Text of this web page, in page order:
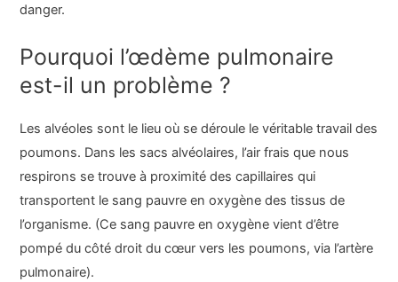
danger.
Pourquoi l’œdème pulmonaire
est-il un problème ?
Les alvéoles sont le lieu où se déroule le véritable travail des
poumons. Dans les sacs alvéolaires, l’air frais que nous
respirons se trouve à proximité des capillaires qui
transportent le sang pauvre en oxygène des tissus de
l’organisme. (Ce sang pauvre en oxygène vient d’être
pompé du côté droit du cœur vers les poumons, via l’artère
pulmonaire).